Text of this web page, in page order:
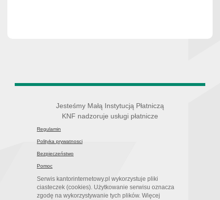
Jesteśmy Małą Instytucją Płatniczą
KNF nadzoruje usługi płatnicze
Regulamin
Polityka prywatnosci
Bezpieczeństwo
Pomoc
Serwis kantorinternetowy.pl wykorzystuje pliki
ciasteczek (cookies). Użytkowanie serwisu oznacza
zgodę na wykorzystywanie tych plików. Więcej